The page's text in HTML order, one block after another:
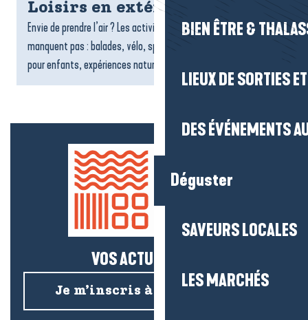
BIEN ÊTRE &
LIEUX DE SORTIES
DES ÉVÉNEMENTS
Déguster
SAVEURS LOCALES
LES MARCHÉS
Loisirs en extérieur
Envie de prendre l’air ? Les activités et loisirs en extérieur ne
manquent pas : balades, vélo, sports nautiques, structures
pour enfants, expériences nature ou aventures en...
VOS ACTUS SALÉES !
Je m’inscris à la newsletter